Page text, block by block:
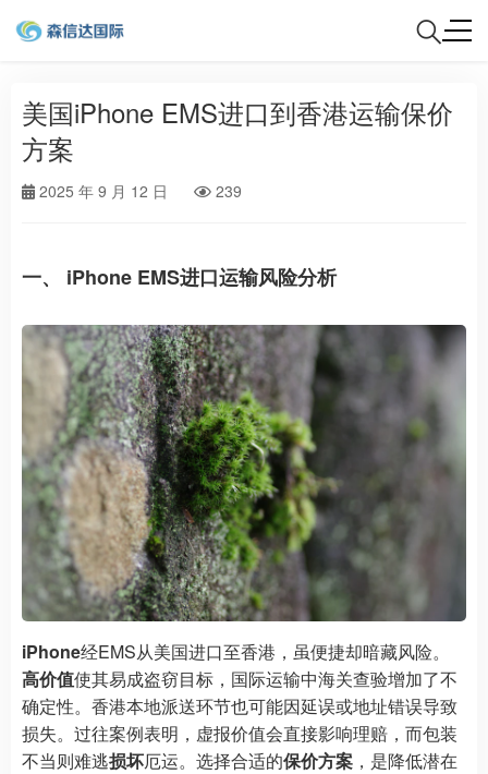
美国iPhone EMS进口到香港运输保价
方案
2025 年 9 月 12 日 239
一、 iPhone EMS进口运输风险分析
iPhone经EMS从美国进口至香港，虽便捷却暗藏风险。
高价值使其易成盗窃目标，国际运输中海关查验增加了不
确定性。香港本地派送环节也可能因延误或地址错误导致
损失。过往案例表明，虚报价值会直接影响理赔，而包装
不当则难逃损坏厄运。选择合适的保价方案 ，是降低潜在